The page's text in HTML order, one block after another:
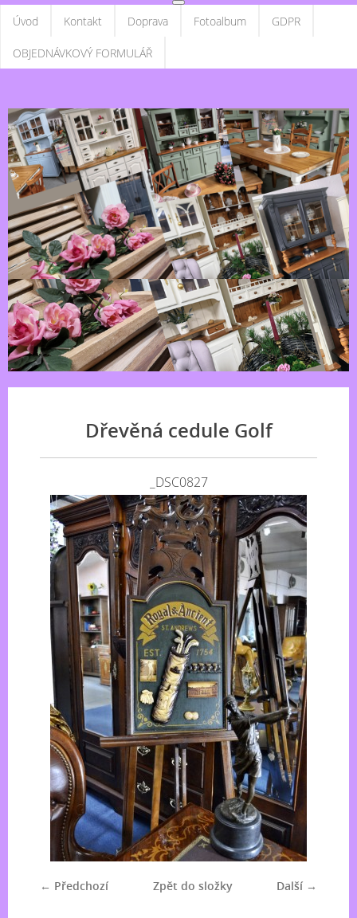
Úvod Kontakt Doprava Fotoalbum GDPR
OBJEDNÁVKOVÝ FORMULÁŘ
Dřevěná cedule Golf
_DSC0827
← Předchozí Další →
Zpět do složky